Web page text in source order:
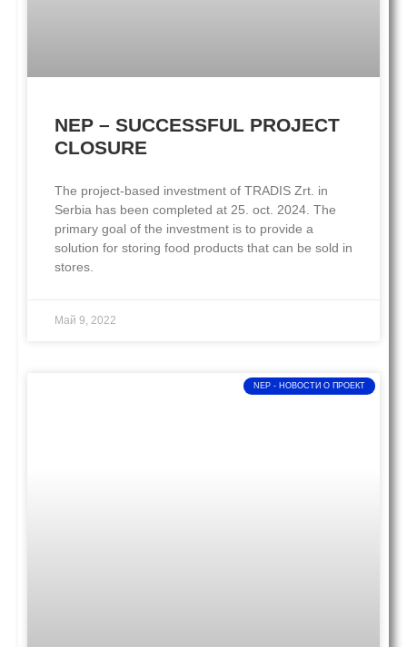
NEP – SUCCESSFUL PROJECT
CLOSURE
The project-based investment of TRADIS Zrt. in
Serbia has been completed at 25. oct. 2024. The
primary goal of the investment is to provide a
solution for storing food products that can be sold in
stores.
Май 9, 2022
NEP - НОВОСТИ O ПРОЕКТ